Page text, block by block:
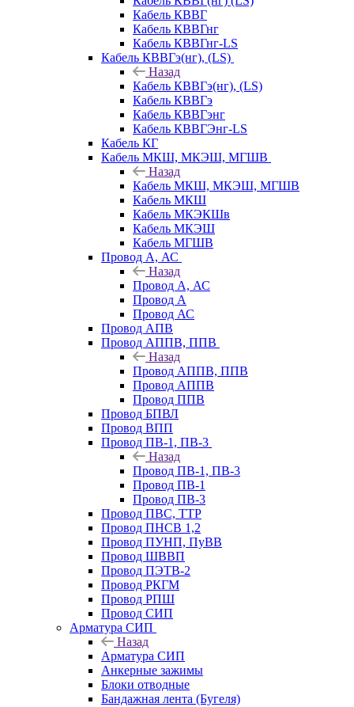
Кабель КВВГ
Кабель КВВГнг
Кабель КВВГнг-LS
Кабель КВВГэ(нг), (LS)
Назад
Кабель КВВГэ(нг), (LS)
Кабель КВВГэ
Кабель КВВГэнг
Кабель КВВГЭнг-LS
Кабель КГ
Кабель МКШ, МКЭШ, МГШВ
Назад
Кабель МКШ, МКЭШ, МГШВ
Кабель МКШ
Кабель МКЭКШв
Кабель МКЭШ
Кабель МГШВ
Провод А, АС
Назад
Провод А, АС
Провод А
Провод АС
Провод АПВ
Провод АППВ, ППВ
Назад
Провод АППВ, ППВ
Провод АППВ
Провод ППВ
Провод БПВЛ
Провод ВПП
Провод ПВ-1, ПВ-3
Назад
Провод ПВ-1, ПВ-3
Провод ПВ-1
Провод ПВ-3
Провод ПВС, ТТР
Провод ПНСВ 1,2
Провод ПУНП, ПуВВ
Провод ШВВП
Провод ПЭТВ-2
Провод РКГМ
Провод РПШ
Провод СИП
Арматура СИП
Назад
Арматура СИП
Анкерные зажимы
Блоки отводные
Бандажная лента (Бугеля)